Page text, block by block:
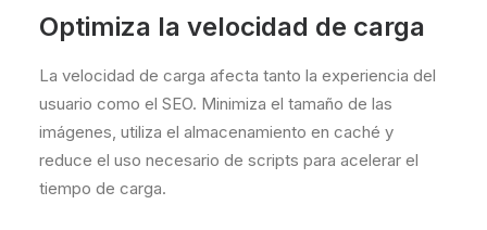
Optimiza la velocidad de carga
La velocidad de carga afecta tanto la experiencia del
usuario como el SEO. Minimiza el tamaño de las
imágenes, utiliza el almacenamiento en caché y
reduce el uso necesario de scripts para acelerar el
tiempo de carga.